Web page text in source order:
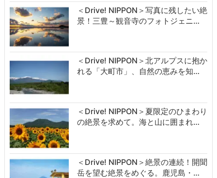
＜Drive! NIPPON＞写真に残したい絶
景！三豊～観音寺のフォトジェニ…
＜Drive! NIPPON＞北アルプスに抱か
れる「大町市」、自然の恵みを知…
＜Drive! NIPPON＞夏限定のひまわり
の絶景を求めて。海と山に囲まれ…
＜Drive! NIPPON＞絶景の連続！開聞
岳を望む絶景をめぐる。鹿児島・…